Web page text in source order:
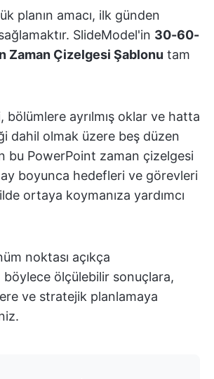
planın amacı, ilk günden
SlideModel'in 30-60-
Zaman Çizelgesi Şablonu tam
bölümlere ayrılmış oklar ve hatta
dahil olmak üzere beş düzen
bu PowerPoint zaman çizelgesi
boyunca hedefleri ve görevleri
ortaya koymanıza yardımcı
noktası açıkça
böylece ölçülebilir sonuçlara,
ve stratejik planlamaya